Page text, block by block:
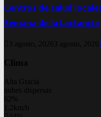
Centros de salud
Semana de la Lactancia
3 agosto, 2026 3 agosto, 2026
Clima
Alta Gracia
nubes dispersas
62%
1.2km/h